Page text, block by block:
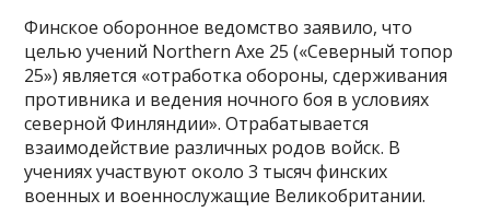
Финское оборонное ведомство заявило, что
целью учений Northern Axe 25 («Северный топор
25») является «отработка обороны, сдерживания
противника и ведения ночного боя в условиях
северной Финляндии». Отрабатывается
взаимодействие различных родов войск. В
учениях участвуют около 3 тысяч финских
военных и военнослужащие Великобритании.